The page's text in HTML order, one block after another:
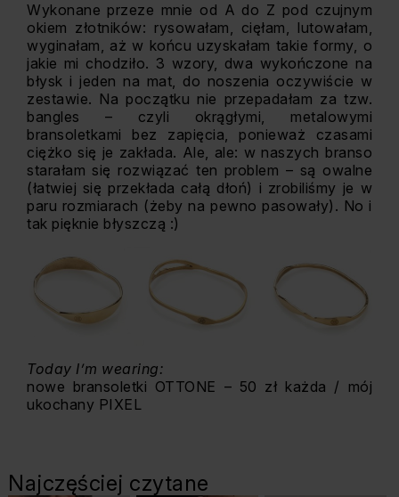
Wykonane przeze mnie od A do Z pod czujnym
okiem złotników: rysowałam, cięłam, lutowałam,
wyginałam, aż w końcu uzyskałam takie formy, o
jakie mi chodziło. 3 wzory, dwa wykończone na
błysk i jeden na mat, do noszenia oczywiście w
zestawie. Na początku nie przepadałam za tzw.
bangles – czyli okrągłymi, metalowymi
bransoletkami bez zapięcia, ponieważ czasami
ciężko się je zakłada. Ale, ale: w naszych branso
starałam się rozwiązać ten problem – są owalne
(łatwiej się przekłada całą dłoń) i zrobiliśmy je w
paru rozmiarach (żeby na pewno pasowały). No i
tak pięknie błyszczą :)
Today I’m wearing:
nowe bransoletki OTTONE – 50 zł każda / mój
ukochany PIXEL
Najczęściej czytane